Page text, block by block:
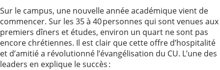
Sur le campus, une nouvelle année académique vient de
commencer. Sur les 35 à 40 personnes qui sont venues aux
premiers dîners et études, environ un quart ne sont pas
encore chrétiennes. Il est clair que cette offre d’hospitalité
et d’amitié a révolutionné l’évangélisation du CU. L’une des
leaders en explique le succès :